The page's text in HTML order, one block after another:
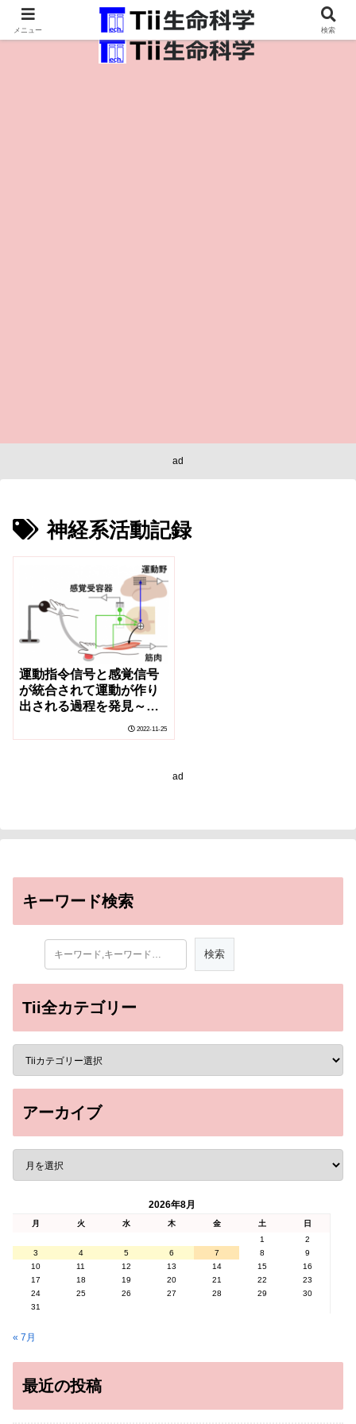
医療保健・生命・生物の情報インフラ。
ad
神経系活動記録
運動指令信号と感覚信号
が統合されて運動が作り
出される過程を発見～中
大規模神経活動記録から
2022-11-25
ad
キーワード検索
Tii全カテゴリー
アーカイブ
2026年8月
月 火 水 木 金 土
日
1
2
3
4 5 6 7 8
9
10
11 12 13 14 15
16
17
18 19 20 21 22
23
24
25 26 27 28 29
30
31
« 7月
最近の投稿
メニュー 検索